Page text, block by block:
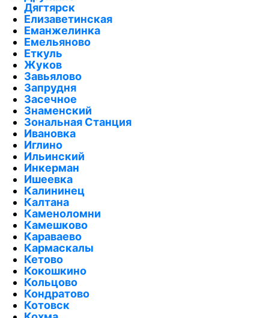
Дягтярск
Елизаветинская
Еманжелинка
Емельяново
Еткуль
Жуков
Завьялово
Запрудня
Засечное
Знаменский
Зональная Станция
Ивановка
Иглино
Ильинский
Инкерман
Ишеевка
Калининец
Калтана
Каменоломни
Камешково
Караваево
Кармаскалы
Кетово
Кокошкино
Кольцово
Кондратово
Котовск